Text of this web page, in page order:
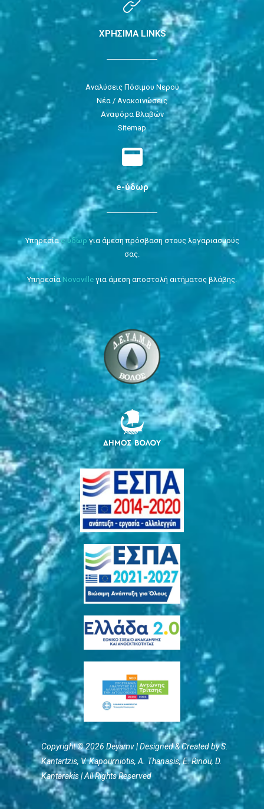
ΧΡΗΣΙΜΑ LINKS
Αναλύσεις Πόσιμου Νερού
Νέα / Ανακοινώσεις
Αναφόρα Βλαβών
Sitemap
e-ύδωρ
Υπηρεσίαe-ύδωρ για άμεση πρόσβαση στους λογαριασμούς
σας.
Υπηρεσία Novoville για άμεση αποστολή αιτήματος βλάβης.
Copyright © 2026 Deyamv | Designed & Created by S.
Kantartzis, V. Kapourniotis, Α. Thanasis, E. Rinou, D.
Kantarakis | All Rights Reserved